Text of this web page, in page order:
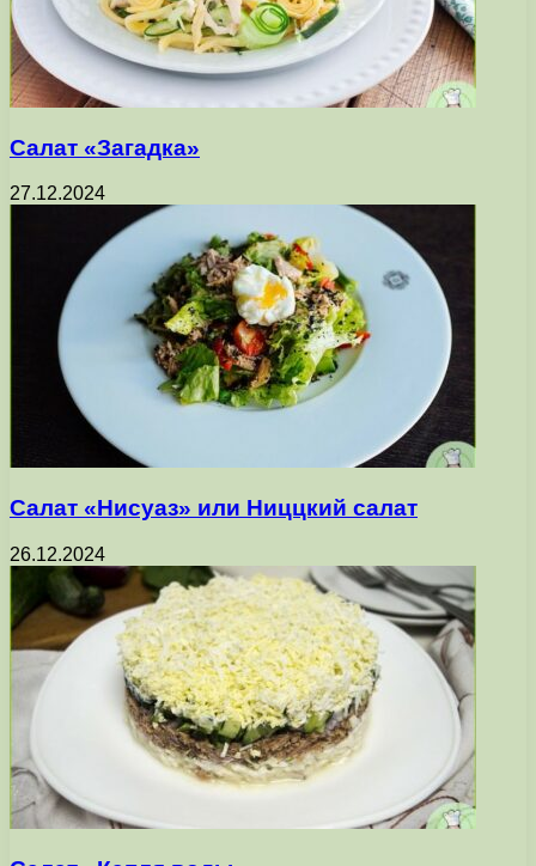
Салат «Загадка»
27.12.2024
Салат «Нисуаз» или Ниццкий салат
26.12.2024